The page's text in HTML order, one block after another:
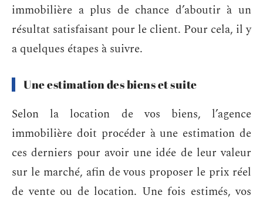
immobilière a plus de chance d’aboutir à un
résultat satisfaisant pour le client. Pour cela, il y
a quelques étapes à suivre.
Une estimation des biens et suite
Selon la location de vos biens, l’agence
immobilière doit procéder à une estimation de
ces derniers pour avoir une idée de leur valeur
sur le marché, afin de vous proposer le prix réel
de vente ou de location. Une fois estimés, vos